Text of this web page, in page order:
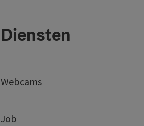
Diensten
Webcams
Job